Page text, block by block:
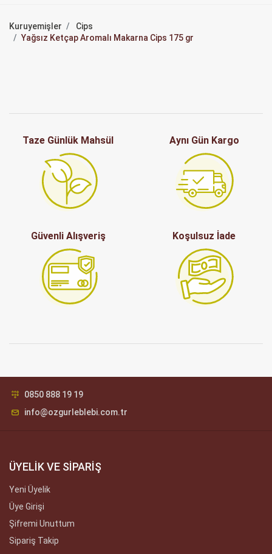
Kuruyemişler
Cips
Yağsız Ketçap Aromalı Makarna Cips 175 gr
Taze Günlük Mahsül Aynı Gün Kargo
Güvenli Alışveriş Koşulsuz İade
0850 888 19 19
info@ozgurleblebi.com.tr
ÜYELİK VE SİPARİŞ
Yeni Üyelik
Üye Girişi
Şifremi Unuttum
Sipariş Takip